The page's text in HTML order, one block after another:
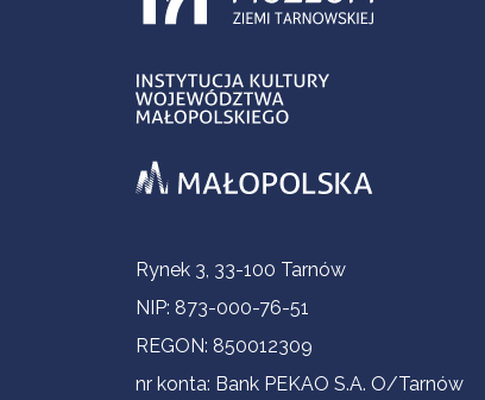
Informacje kontaktowe
Rynek 3, 33-100 Tarnów
NIP: 873-000-76-51
REGON: 850012309
nr konta: Bank PEKAO S.A. O/Tarnów